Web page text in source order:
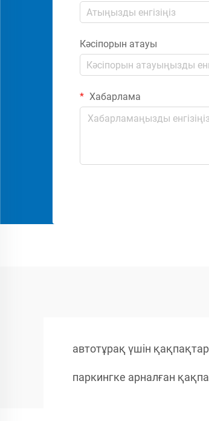
Кәсіпорын атауы
Хабарлама
автотұрақ үшін қақпақтар
паркингке арналған